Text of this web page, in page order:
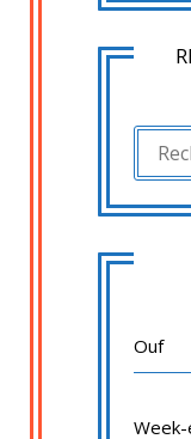
Ouf